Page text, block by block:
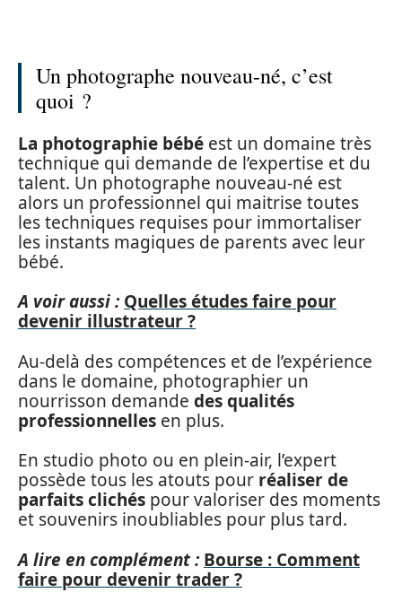
Un photographe nouveau-né, c’est
quoi ?
La photographie bébé est un domaine très
technique qui demande de l’expertise et du
talent. Un photographe nouveau-né est
alors un professionnel qui maitrise toutes
les techniques requises pour immortaliser
les instants magiques de parents avec leur
bébé.
A voir aussi : Quelles études faire pour
devenir illustrateur ?
Au-delà des compétences et de l’expérience
dans le domaine, photographier un
nourrisson demande des qualités
professionnelles en plus.
En studio photo ou en plein-air, l’expert
possède tous les atouts pour réaliser de
parfaits clichés pour valoriser des moments
et souvenirs inoubliables pour plus tard.
A lire en complément : Bourse : Comment
faire pour devenir trader ?